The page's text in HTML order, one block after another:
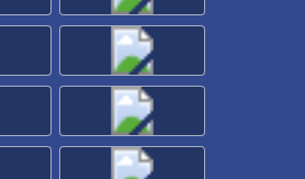
& Andy Luxx)“ legt er nun wieder
Dichter und Inki Nici einen
dem er nach allen Regeln der
kreisen lässt.
ist euch eine explosive Mischung
Leber garantiert!